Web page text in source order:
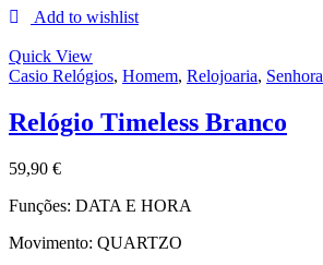
Add to wishlist
Quick View
Casio Relógios, Homem, Relojoaria, Senhora
Relógio Timeless Branco
59,90 €
Funções: DATA E HORA
Movimento: QUARTZO